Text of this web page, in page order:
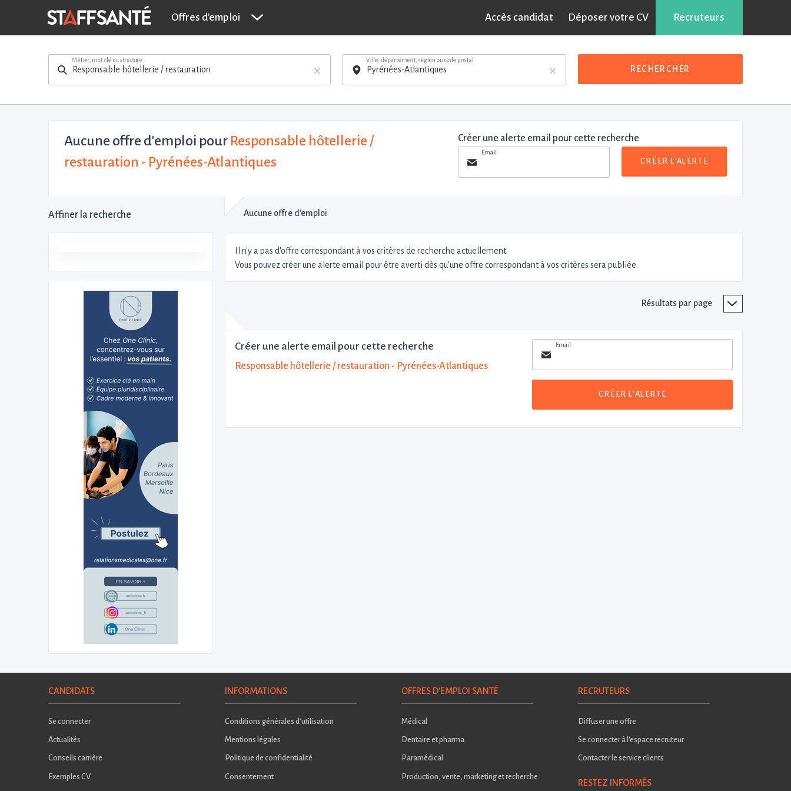
Offres d'emploi Accès candidat Déposer votre CV Recruteurs
×
Métier, mot clé ou structure
×
Ville, département, région ou code postal
RECHERCHER
Aucune offre d'emploi pour Responsable hôtellerie /
restauration - Pyrénées-Atlantiques
Créer une alerte email pour cette recherche
Email
CRÉER L'ALERTE
Affiner la recherche Aucune offre d'emploi
Il n'y a pas d'offre correspondant à vos critères de recherche actuellement.
Vous pouvez créer une alerte email pour être averti dès qu'une offre correspondant à vos critères sera publiée.
Résultats par page
Créer une alerte email pour cette recherche
Responsable hôtellerie / restauration - Pyrénées-Atlantiques
Email
CRÉER L'ALERTE
CANDIDATS
Se connecter
Actualités
Conseils carrière
Exemples CV
INFORMATIONS
Conditions générales d’utilisation
Mentions légales
Politique de confidentialité
Consentement
OFFRES D'EMPLOI SANTÉ
Médical
Dentaire et pharma
Paramédical
Production, vente, marketing et recherche
RECRUTEURS
Diffuser une offre
Se connecter à l'espace recruteur
Contacter le service clients
RESTEZ INFORMÉS